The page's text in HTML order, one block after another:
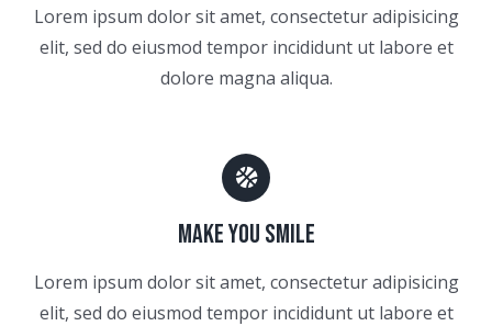
Lorem ipsum dolor sit amet, consectetur adipisicing
elit, sed do eiusmod tempor incididunt ut labore et
dolore magna aliqua.
MAKE YOU SMILE
Lorem ipsum dolor sit amet, consectetur adipisicing
elit, sed do eiusmod tempor incididunt ut labore et